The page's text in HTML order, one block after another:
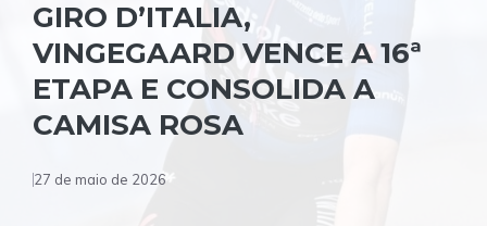
GIRO D’ITALIA,
VINGEGAARD VENCE A 16ª
ETAPA E CONSOLIDA A
CAMISA ROSA
27 de maio de 2026